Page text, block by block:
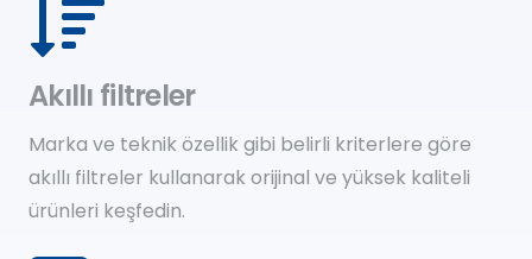
Akıllı filtreler
Marka ve teknik özellik gibi belirli kriterlere göre
akıllı filtreler kullanarak orijinal ve yüksek kaliteli
ürünleri keşfedin.